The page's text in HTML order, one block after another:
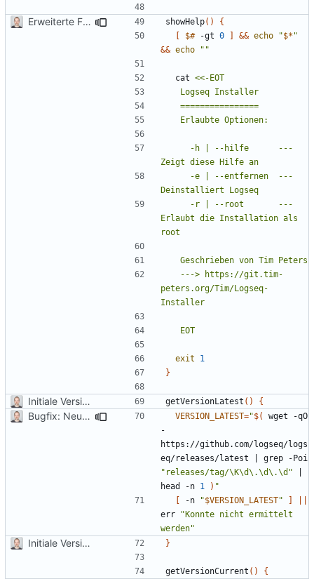
Erweiterte Funktionalitäten showHelp()
{
[
$# -gt 0 ] && echo "$* "
&& echo ""
  cat
Erlaubt die Installation als
peters.org/Tim/Logseq-
	EOT
exit
1
}
Initiale Version getVersionLatest () {
Bugfix: Neuste verfügbare Version konnte nicht mehr ermittelt werden VERSION_LATEST="$(
wget -qO
-
https://github.com/logseq/logs
eq/releases/latest
"releases/tag/\K\d\.\d\.\d"
head -n 1 ) "
[ -n "$VERSION_LATEST" ]
err
"Konnte nicht ermittelt
werden"
Initiale Version }
getVersionCurrent () {